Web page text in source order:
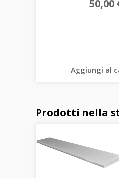
50,00
Aggiungi al
Prodotti nella